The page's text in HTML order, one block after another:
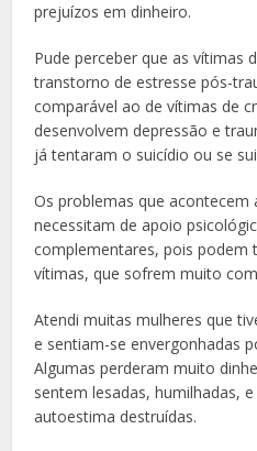
prejuízos em dinheiro.
Pude perceber queas vítimas
transtorno de estresse pós-
comparável ao de vítimas de
desenvolvem depressão e
já tentaram o suicídio ou se
Os problemas que acontecem
necessitam de apoio
complementares, pois podem
vítimas, que sofrem muito
Atendi muitas mulheres que
e sentiam-se envergonhadas
Algumas perderam muito
sentem lesadas, humilhadas,
autoestima destruídas.